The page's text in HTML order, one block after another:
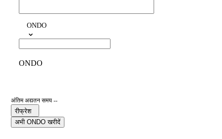
ONDO
ONDO
अंतिम अद्यतन समय --
रीफ्रेश
अभी ONDO खरीदें